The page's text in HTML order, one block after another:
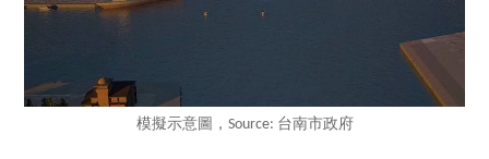
模擬示意圖，Source: 台南市政府